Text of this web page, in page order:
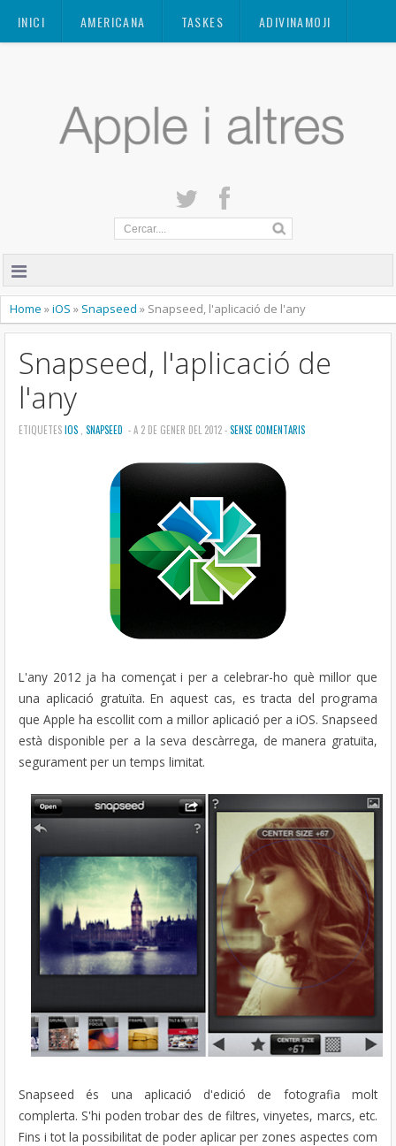
INICI AMERICANA TASKES ADIVINAMOJI
Home »iOS » Snapseed » Snapseed, l'aplicació de l'any
Snapseed, l'aplicació de
l'any
ETIQUETESIOS , SNAPSEED - A 2 DE GENER DEL 2012 -SENSE COMENTARIS
L'any 2012 ja ha començat i per a celebrar-ho què millor que
una aplicació gratuïta. En aquest cas, es tracta del programa
que Apple ha escollit com a millor aplicació per a iOS. Snapseed
està disponible per a la seva descàrrega, de manera gratuïta,
segurament per un temps limitat.
Snapseed és una aplicació d'edició de fotografia molt
complerta. S'hi poden trobar des de filtres, vinyetes, marcs, etc.
Fins i tot la possibilitat de poder aplicar per zones aspectes com